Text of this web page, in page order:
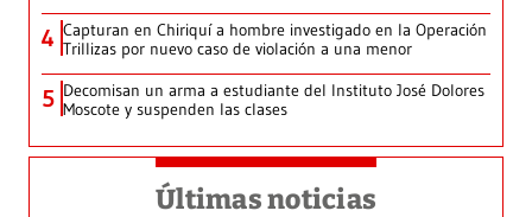
4 Capturan en Chiriquí a hombre investigado en la Operación
Trillizas por nuevo caso de violación a una menor
5 Decomisan un arma a estudiante del Instituto José Dolores
Moscote y suspenden las clases
Últimas noticias